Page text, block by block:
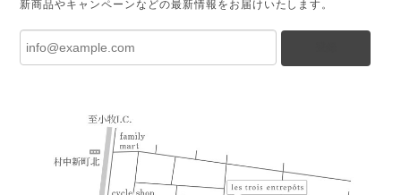
新商品やキャンペーンなどの最新情報をお届けいたします。